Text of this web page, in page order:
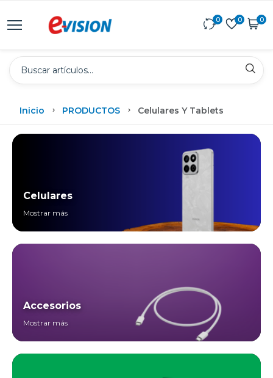
0 0 0
Inicio PRODUCTOS Celulares Y Tablets
Celulares
Mostrar más
Accesorios
Mostrar más